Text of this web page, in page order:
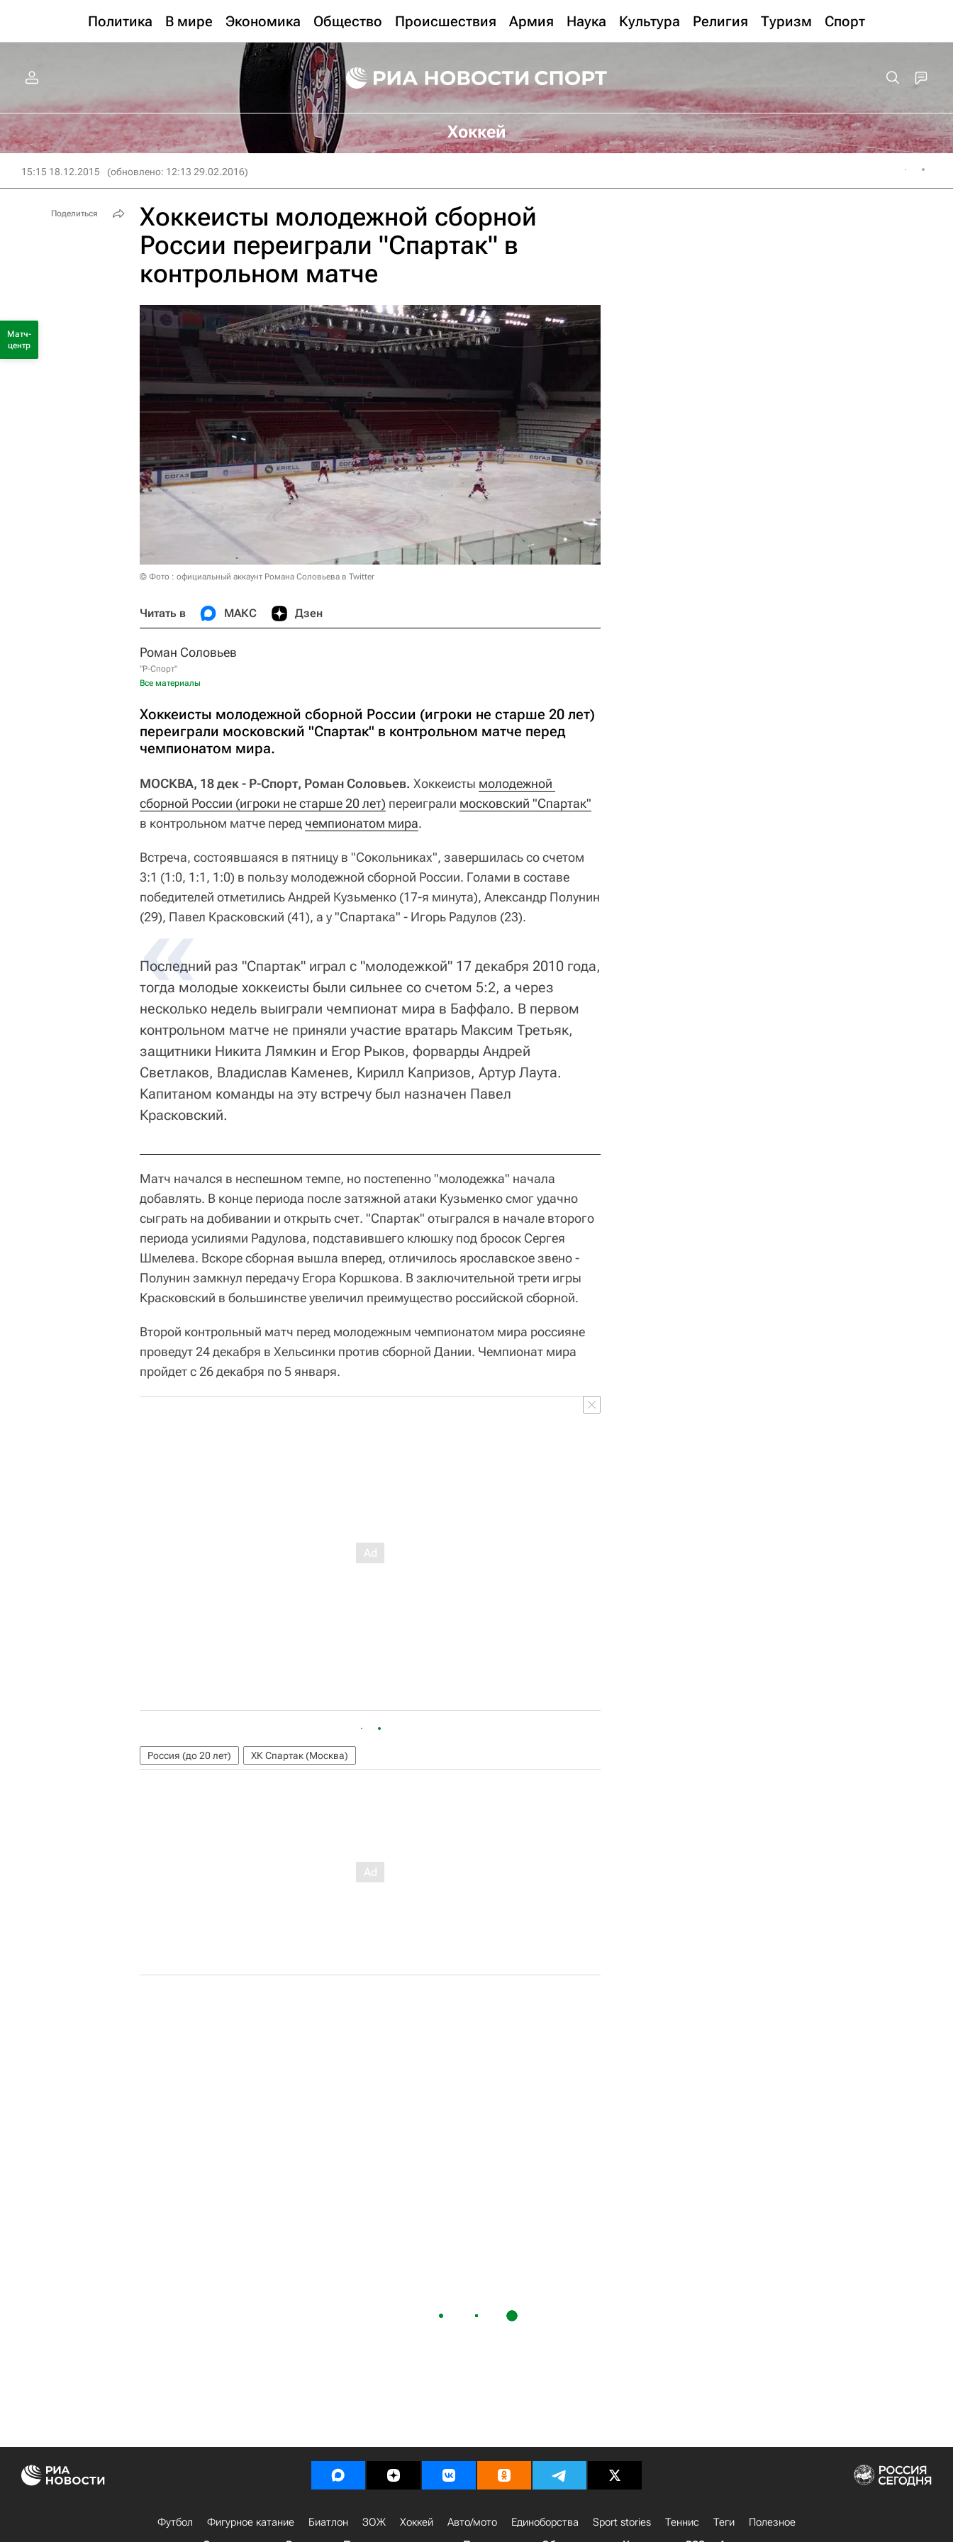
Политика В мире Экономика Общество Происшествия Армия Наука Культура Религия Туризм Спорт
Хоккей
15:15 18.12.2015 (обновлено: 12:13 29.02.2016)
Хоккеисты молодежной сборной
России переиграли "Спартак" в
контрольном матче
© Фото : официальный аккаунт Романа Соловьева в Twitter
Читать в МАКС Дзен
Роман Соловьев
"Р-Спорт"
Все материалы
Хоккеисты молодежной сборной России (игроки не старше 20 лет)
переиграли московский "Спартак" в контрольном матче перед
чемпионатом мира.
МОСКВА, 18 дек - Р-Спорт, Роман Соловьев. Хоккеисты молодежной
сборной России (игроки не старше 20 лет) переиграли московский "Спартак"
в контрольном матче перед чемпионатом мира.
Встреча, состоявшаяся в пятницу в "Сокольниках", завершилась со счетом
3:1 (1:0, 1:1, 1:0) в пользу молодежной сборной России. Голами в составе
победителей отметились Андрей Кузьменко (17-я минута), Александр Полунин
(29), Павел Красковский (41), а у "Спартака" - Игорь Радулов (23).
Последний раз "Спартак" играл с "молодежкой" 17 декабря 2010 года,
тогда молодые хоккеисты были сильнее со счетом 5:2, а через
несколько недель выиграли чемпионат мира в Баффало. В первом
контрольном матче не приняли участие вратарь Максим Третьяк,
защитники Никита Лямкин и Егор Рыков, форварды Андрей
Светлаков, Владислав Каменев, Кирилл Капризов, Артур Лаута.
Капитаном команды на эту встречу был назначен Павел
Красковский.
Матч начался в неспешном темпе, но постепенно "молодежка" начала
добавлять. В конце периода после затяжной атаки Кузьменко смог удачно
сыграть на добивании и открыть счет. "Спартак" отыгрался в начале второго
периода усилиями Радулова, подставившего клюшку под бросок Сергея
Шмелева. Вскоре сборная вышла вперед, отличилось ярославское звено -
Полунин замкнул передачу Егора Коршкова. В заключительной трети игры
Красковский в большинстве увеличил преимущество российской сборной.
Второй контрольный матч перед молодежным чемпионатом мира россияне
проведут 24 декабря в Хельсинки против сборной Дании. Чемпионат мира
пройдет с 26 декабря по 5 января.
Россия (до 20 лет) ХК Спартак (Москва)
Поделиться
Матч-
центр
Футбол Фигурное катание Биатлон ЗОЖ Хоккей Авто/мото Единоборства Sport stories Теннис Теги
Полезное